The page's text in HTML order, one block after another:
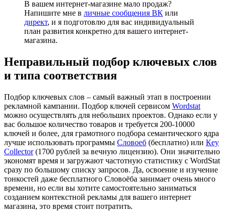
В вашем интернет-магазине мало продаж?
Напишите мне в личные сообщения ВК или
директ, и я подготовлю для вас индивидуальный
план развития конкретно для вашего интернет-
магазина.
Неправильный подбор ключевых слов
и типа соответствия
Подбор ключевых слов – самый важный этап в построении
рекламной кампании. Подбор ключей сервисом Wordstat
можно осуществлять для небольших проектов. Однако если у
вас большое количество товаров и требуется 200-10000
ключей и более, для грамотного подбора семантического ядра
лучше использовать программы Словоеб (бесплатно) или Кey
Collector(1700 рублей за вечную лицензию). Они значительно
экономят время и загружают частотную статистику с WordStat
сразу по большому списку запросов. Да, освоение и изучение
тонкостей даже бесплатного Словоёба занимает очень много
времени, но если вы хотите самостоятельно заниматься
созданием контекстной рекламы для вашего интернет
магазина, это время стоит потратить.